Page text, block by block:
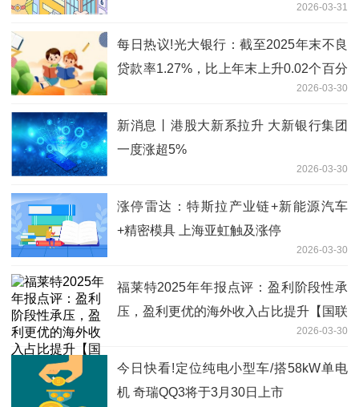
2026-03-31
每日热议!光大银行：截至2025年末不良
贷款率1.27%，比上年末上升0.02个百分
2026-03-30
新消息丨港股大新系拉升 大新银行集团
一度涨超5%
2026-03-30
涨停雷达：特斯拉产业链+新能源汽车
+精密模具 上海亚虹触及涨停
2026-03-30
福莱特2025年年报点评：盈利阶段性承
压，盈利更优的海外收入占比提升【国联
2026-03-30
今日快看!定位纯电小型车/搭58kW单电
机 奇瑞QQ3将于3月30日上市